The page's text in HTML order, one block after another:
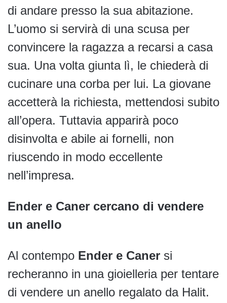
di andare presso la sua abitazione.
L’uomo si servirà di una scusa per
convincere la ragazza a recarsi a casa
sua. Una volta giunta lì, le chiederà di
cucinare una corba per lui. La giovane
accetterà la richiesta, mettendosi subito
all’opera. Tuttavia apparirà poco
disinvolta e abile ai fornelli, non
riuscendo in modo eccellente
nell’impresa.
Ender e Caner cercano di vendere
un anello
Al contempo Ender e Caner si
recheranno in una gioielleria per tentare
di vendere un anello regalato da Halit.